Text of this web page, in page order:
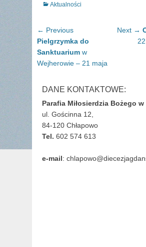
Categories
Aktualności
Nawigacja
wpisu
← PreviousPrevious
post:
Pielgrzymka do
Sanktuarium w
Wejherowie – 21 maja
Next →
DANE KONTAKTOWE:
Parafia Miłosierdzia Bożego w
ul. Gościnna 12,
84-120 Chłapowo
Tel. 602 574 613
e-mail: